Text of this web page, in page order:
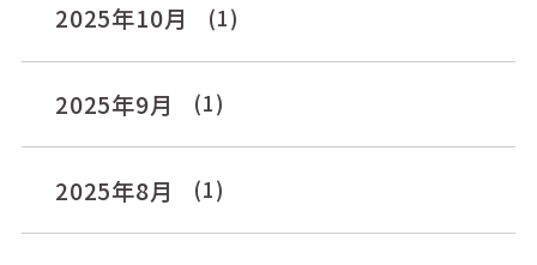
2025年10月 (1)
2025年9月 (1)
2025年8月 (1)